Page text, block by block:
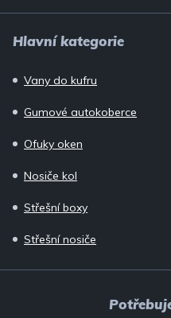
Hlavní kategorie
Vany do kufru
Gumové autokoberce
Ofuky oken
Nosiče kol
Střešní boxy
Střešní nosiče